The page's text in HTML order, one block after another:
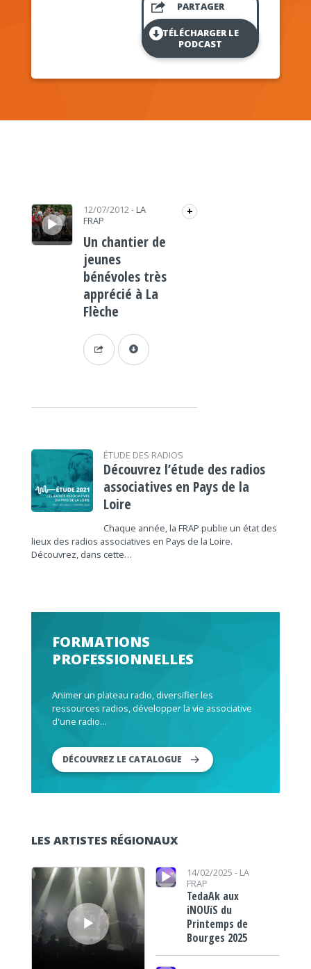
PARTAGER
TÉLÉCHARGER LE
PODCAST
Lecteur audio 12/07/2012- LA
FRAP
+
Un chantier de
jeunes
bénévoles très
apprécié à La
Flèche
ÉTUDE DES RADIOS
Découvrez l’étude des radios
associatives en Pays de la
Loire
Chaque année, la FRAP publie un état des
lieux des radios associatives en Pays de la Loire.
Découvrez, dans cette…
FORMATIONS
PROFESSIONNELLES
Animer un plateau radio, diversifier les
ressources radios, développer la vie associative
d'une radio...
DÉCOUVREZ LE CATALOGUE
LES ARTISTES RÉGIONAUX
Lecteur audio
Lecteur audio 14/02/2025 - LA
FRAP
TedaAk aux
iNOUïS du
Printemps de
Bourges 2025